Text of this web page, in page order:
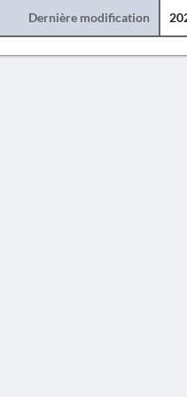
Dernière modification